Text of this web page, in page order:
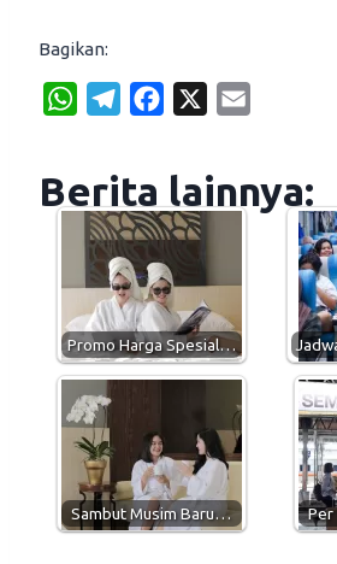
Bagikan:
W
t
p
e
g
r
a
m
e
b
o
o
k
Berita lainnya:
Promo Harga Spesial…
Sambut Musim Baru…